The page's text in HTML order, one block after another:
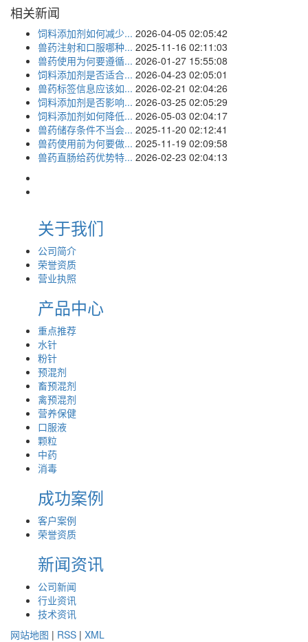
相关新闻
饲料添加剂如何减少... 2026-04-05 02:05:42
兽药注射和口服哪种... 2025-11-16 02:11:03
兽药使用为何要遵循... 2026-01-27 15:55:08
饲料添加剂是否适合... 2026-04-23 02:05:01
兽药标签信息应该如... 2026-02-21 02:04:26
饲料添加剂是否影响... 2026-03-25 02:05:29
饲料添加剂如何降低... 2026-05-03 02:04:17
兽药储存条件不当会... 2025-11-20 02:12:41
兽药使用前为何要做... 2025-11-19 02:09:58
兽药直肠给药优势特... 2026-02-23 02:04:13
关于我们
公司简介
荣誉资质
营业执照
产品中心
重点推荐
水针
粉针
预混剂
畜预混剂
禽预混剂
营养保健
口服液
颗粒
中药
消毒
成功案例
客户案例
荣誉资质
新闻资讯
公司新闻
行业资讯
技术资讯
网站地图 | RSS | XML